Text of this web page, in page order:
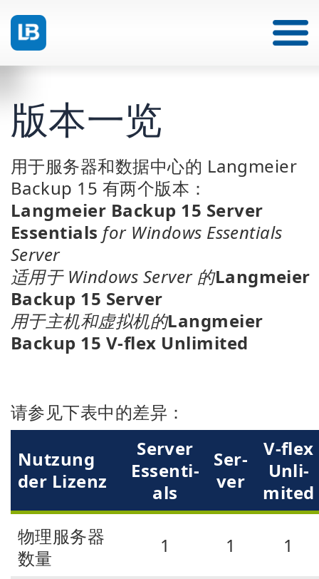
版本一览
用于服务器和数据中心的 Langmeier
Backup 15 有两个版本：
Langmeier Backup 15 Server
Essentials for Windows Essentials
Server
适用于 Windows Server 的Langmeier
Backup 15 Server
用于主机和虚拟机的Langmeier
Backup 15 V-flex Unlimited
请参见下表中的差异：
Nutzung
der Lizenz
Ser­ver
Ess­en­ti­
als
Ser­
ver
V-flex
Un­li­
mi­ted
物理服务器
数量
1 1 1